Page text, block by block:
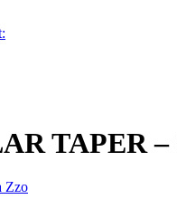
TAPER –
Zzo